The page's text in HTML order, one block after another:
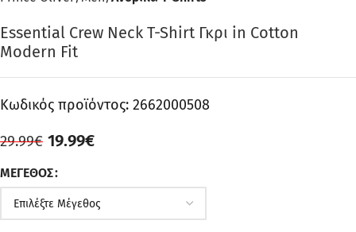
Essential Crew Neck T-Shirt Γκρι in Cotton
Modern Fit
Κωδικός προϊόντος: 2662000508
29.99€ 19.99€
ΜΈΓΕΘΟΣ